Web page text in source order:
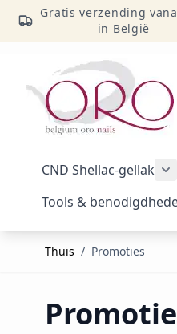
Gratis verzending
in België
Ga naar inhoud
CND Shellac-gellak
Tools &
Thuis / Promoties